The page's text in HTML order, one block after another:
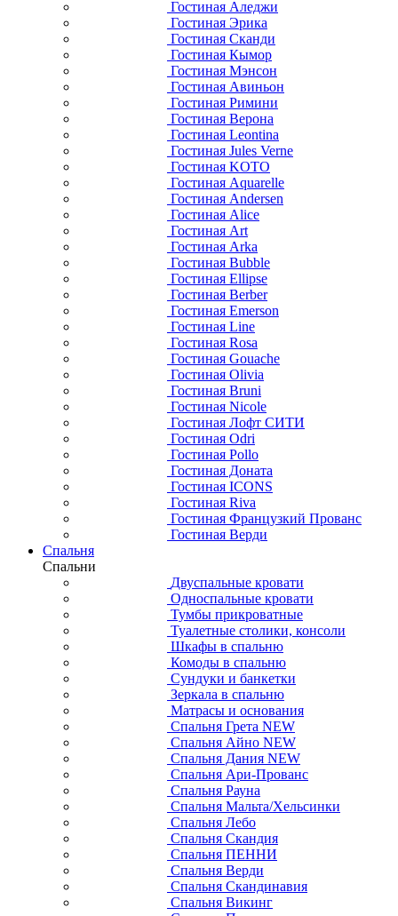
Гостиная Аледжи
Гостиная Эрика
Гостиная Сканди
Гостиная Кымор
Гостиная Мэнсон
Гостиная Авиньон
Гостиная Римини
Гостиная Верона
Гостиная Leontina
Гостиная Jules Verne
Гостиная KOTO
Гостиная Aquarelle
Гостиная Andersen
Гостиная Alice
Гостиная Art
Гостиная Arka
Гостиная Bubble
Гостиная Ellipse
Гостиная Berber
Гостиная Emerson
Гостиная Line
Гостиная Rosa
Гостиная Gouache
Гостиная Olivia
Гостиная Bruni
Гостиная Nicole
Гостиная Лофт СИТИ
Гостиная Odri
Гостиная Pollo
Гостиная Доната
Гостиная ICONS
Гостиная Riva
Гостиная Французкий Прованс
Гостиная Верди
Спальня
Спальни
Двуспальные кровати
Односпальные кровати
Тумбы прикроватные
Туалетные столики, консоли
Шкафы в спальню
Комоды в спальню
Сундуки и банкетки
Зеркала в спальню
Матрасы и основания
Спальня Грета NEW
Спальня Айно NEW
Спальня Дания NEW
Спальня Ари-Прованс
Спальня Рауна
Спальня Мальта/Хельсинки
Спальня Лебо
Спальня Скандия
Спальня ПЕННИ
Спальня Верди
Спальня Скандинавия
Спальня Викинг